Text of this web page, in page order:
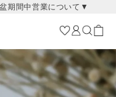
期間中営業について▼